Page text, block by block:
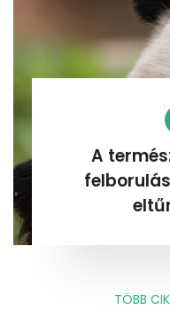
A
TÖBB